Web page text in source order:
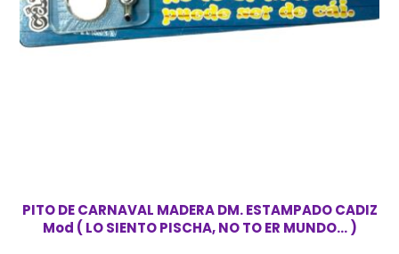
PITO DE CARNAVAL MADERA DM. ESTAMPADO CADIZ
Mod ( LO SIENTO PISCHA, NO TO ER MUNDO… )